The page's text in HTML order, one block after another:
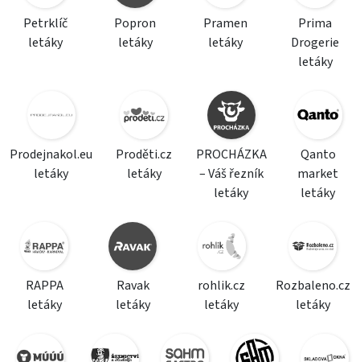
Petrklíč
letáky
Popron
letáky
Pramen
letáky
Prima
Drogerie
letáky
Prodejnakol.eu
letáky
Proděti.cz
letáky
PROCHÁZKA
– Váš řezník
letáky
Qanto
market
letáky
RAPPA
letáky
Ravak
letáky
rohlik.cz
letáky
Rozbaleno.cz
letáky